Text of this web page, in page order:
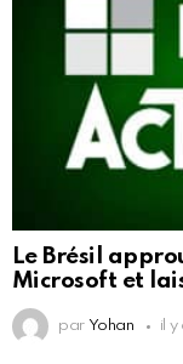
Le Brésil
Microsoft et
par Yohan il y